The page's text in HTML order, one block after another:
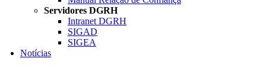
Servidores DGRH
Intranet DGRH
SIGAD
SIGEA
Notícias